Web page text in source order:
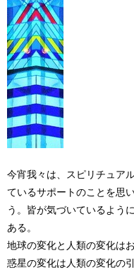
今宵我々は、スピリチュア
ているサポートのことを思
う。皆が気づいているよう
ある。
地球の変化と人類の変化は
惑星の変化は人類の変化の